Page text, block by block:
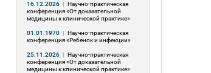
16.12.2026 | Научно-практическая
конференция «От доказательной
медицины к клинической практике»
01.01.1970 | Научно-практическая
конференция «Ребенок и инфекции»
25.11.2026 | Научно-практическая
конференция «От доказательной
медицины к клинической практике»